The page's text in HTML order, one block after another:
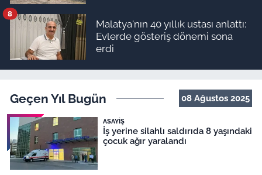
Malatya'nın 40 yıllık ustası anlattı:
Evlerde gösteriş dönemi sona
erdi
8
Geçen Yıl Bugün 08 Ağustos 2025
ASAYIŞ
İş yerine silahlı saldırıda 8 yaşındaki
çocuk ağır yaralandı